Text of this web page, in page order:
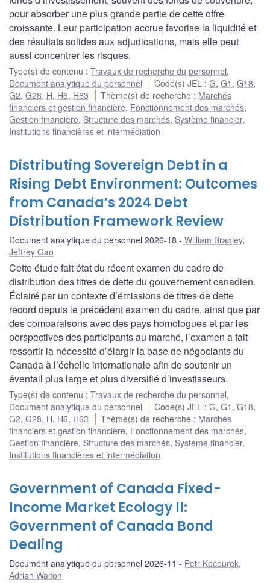
pour absorber une plus grande partie de cette offre
croissante. Leur participation accrue favorise la liquidité et
des résultats solides aux adjudications, mais elle peut
aussi concentrer les risques.
Type(s) de contenu : Travaux de recherche du personnel,
Document analytique du personnel
Code(s) JEL :G,G1 ,G18,
G2, G28, H, H6, H63 Thème(s) de recherche : Marchés
financiers et gestion financière, Fonctionnement des marchés,
Gestion financière, Structure des marchés, Système financier,
Institutions financières et intermédiation
Distributing Sovereign Debt in a
Rising Debt Environment: Outcomes
from Canada’s 2024 Debt
Distribution Framework Review
Document analytique du personnel 2026-18 William Bradley,
Jeffrey Gao
Cette étude fait état du récent examen du cadre de
distribution des titres de dette du gouvernement canadien.
Éclairé par un contexte d’émissions de titres de dette
record depuis le précédent examen du cadre, ainsi que par
des comparaisons avec des pays homologues et par les
perspectives des participants au marché, l’examen a fait
ressortir la nécessité d’élargir la base de négociants du
Canada à l’échelle internationale afin de soutenir un
éventail plus large et plus diversifié d’investisseurs.
Type(s) de contenu : Travaux de recherche du personnel,
Document analytique du personnel
Code(s) JEL :G,G1 ,G18,
G2, G28, H, H6, H63 Thème(s) de recherche : Marchés
financiers et gestion financière, Fonctionnement des marchés,
Gestion financière, Structure des marchés, Système financier,
Institutions financières et intermédiation
Government of Canada Fixed-
Income Market Ecology II:
Government of Canada Bond
Dealing
Document analytique du personnel 2026-11 Petr Kocourek,
Adrian Walton